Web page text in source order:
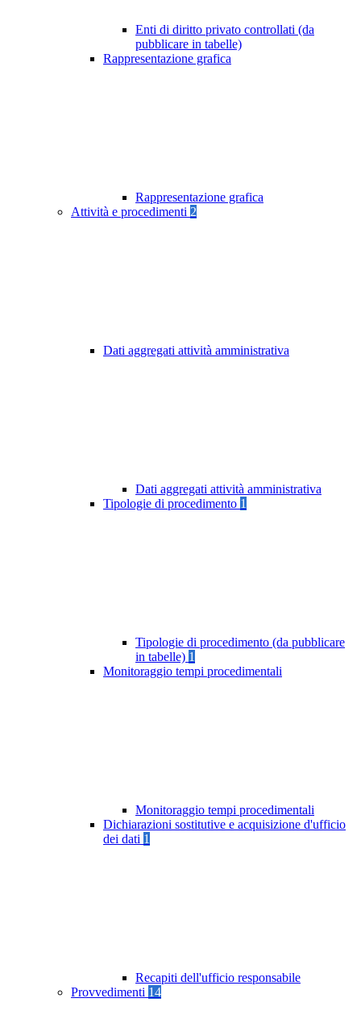
Enti di diritto privato controllati (da
pubblicare in tabelle)
Rappresentazione grafica
Rappresentazione grafica
Attività e procedimenti 2
Dati aggregati attività amministrativa
Dati aggregati attività amministrativa
Tipologie di procedimento 1
Tipologie di procedimento (da pubblicare
in tabelle) 1
Monitoraggio tempi procedimentali
Monitoraggio tempi procedimentali
Dichiarazioni sostitutive e acquisizione d'ufficio
dei dati 1
Recapiti dell'ufficio responsabile
Provvedimenti 14